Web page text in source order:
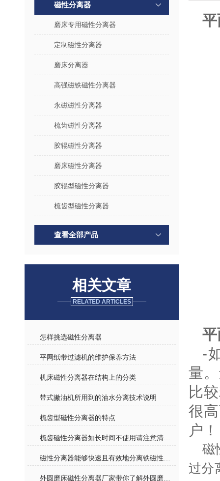
磁性分离器
磨床专用磁性分离器
定制磁性分离器
磨床分离器
高强磁铁磁性分离器
永磁磁性分离器
梳齿磁性分离器
胶辊磁性分离器
磨床磁性分离器
胶辊型磁性分离器
梳齿型磁性分离器
查看全部产品
相关文章
RELATED ARTICLES
怎样挑选磁性分离器
平网纸带过滤机的维护保养方法
机床磁性分离器在结构上的分类
带式撇油机所用到的油水分离技术说明
梳齿型磁性分离器的特点
-
量
比
很
户！
磁
过分